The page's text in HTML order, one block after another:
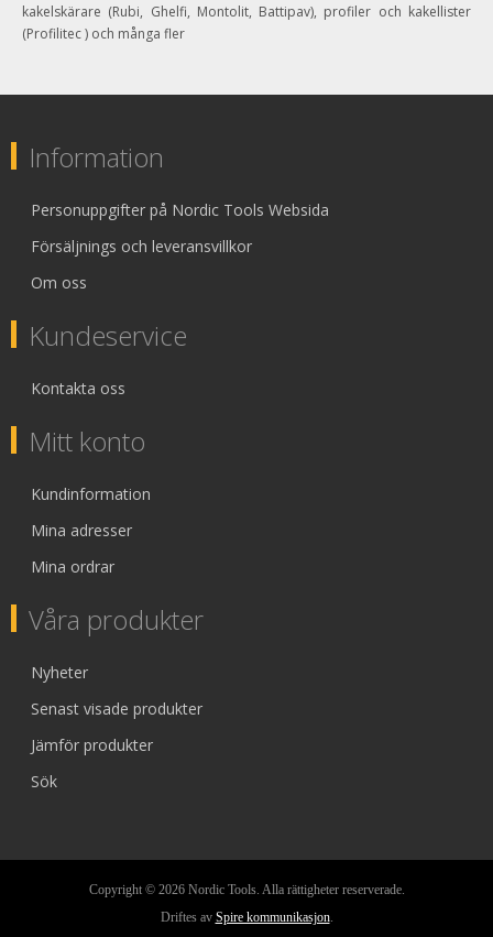
kakelskärare (Rubi, Ghelfi, Montolit, Battipav), profiler och kakellister
(Profilitec ) och många fler
Information
Personuppgifter på Nordic Tools Websida
Försäljnings och leveransvillkor
Om oss
Kundeservice
Kontakta oss
Mitt konto
Kundinformation
Mina adresser
Mina ordrar
Våra produkter
Nyheter
Senast visade produkter
Jämför produkter
Sök
Copyright © 2026 Nordic Tools. Alla rättigheter reserverade.
Driftes av Spire kommunikasjon.